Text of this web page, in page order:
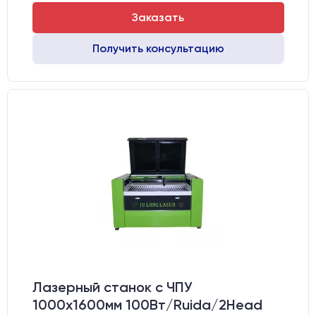
Заказать
Получить консультацию
Лазерный станок c ЧПУ
1000х1600мм 100Вт/Ruida/2Head